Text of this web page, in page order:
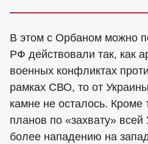
В этом с Орбаном можно
РФ действовали так,
военных конфликтах
рамках СВО, то от
камне не осталось. Кроме
планов по «захвату»
более нападению на